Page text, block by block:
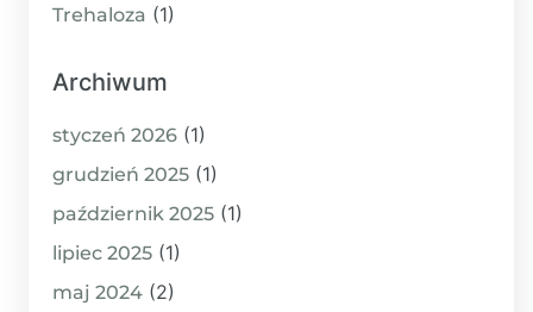
Trehaloza (1)
Archiwum
styczeń 2026 (1)
grudzień 2025 (1)
październik 2025 (1)
lipiec 2025 (1)
maj 2024 (2)